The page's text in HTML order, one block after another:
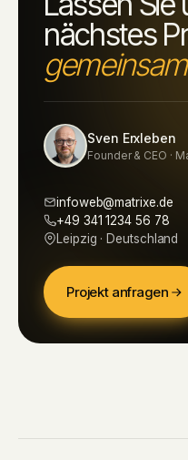
nächstes
gemeinsam
Sven Erxleben
Founder & CEO ·
infoweb@matrixe.de
+49 341 1234 56 78
Leipzig · Deutschland
Projekt anfragen